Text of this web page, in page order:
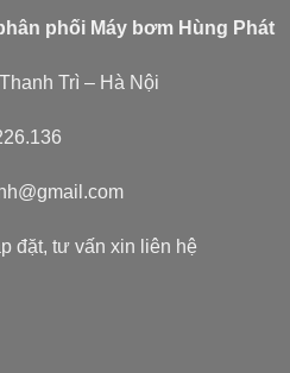
phối Máy bơm Hùng Phát
Trì – Hà Nội
đặt, tư vấn xin liên hệ